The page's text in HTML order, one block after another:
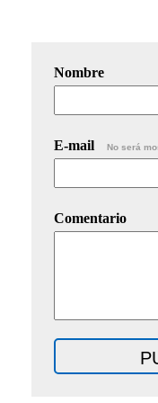
Nombre
E-mail No será
Comentario